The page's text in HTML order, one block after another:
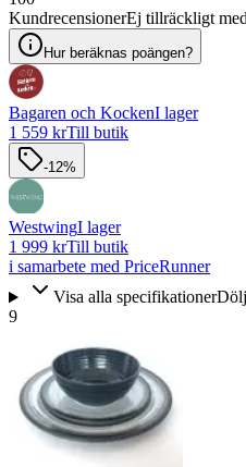
KundrecensionerEj tillräckligt
Hur beräknas poängen?
Bagaren och KockenI lager
1 559 krTill butik
-12%
WestwingI lager
1 999 krTill butik
i samarbete med PriceRunner
Visa alla specifikationer
9